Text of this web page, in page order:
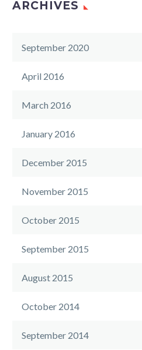
ARCHIVES
September 2020
April 2016
March 2016
January 2016
December 2015
November 2015
October 2015
September 2015
August 2015
October 2014
September 2014